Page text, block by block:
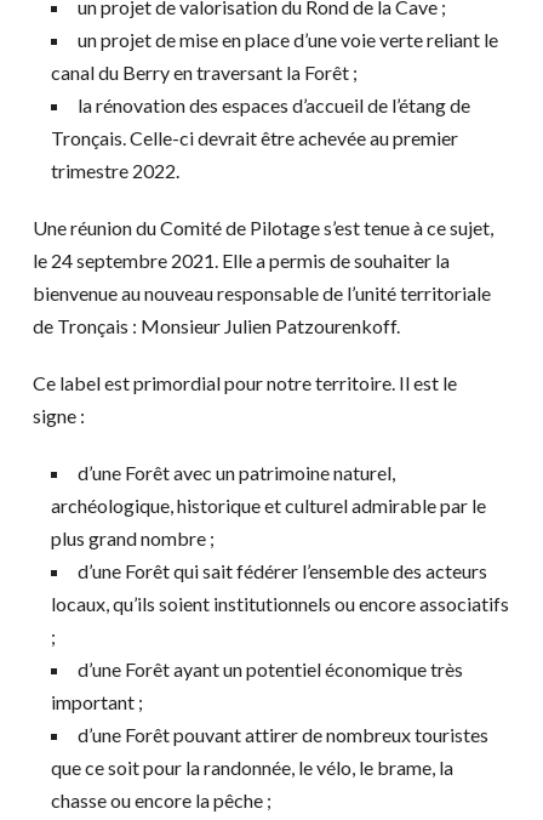
un projet de valorisation du Rond de la Cave ;
un projet de mise en place d’une voie verte reliant le
canal du Berry en traversant la Forêt ;
la rénovation des espaces d’accueil de l’étang de
Tronçais. Celle-ci devrait être achevée au premier
trimestre 2022.
Une réunion du Comité de Pilotage s’est tenue à ce sujet,
le 24 septembre 2021. Elle a permis de souhaiter la
bienvenue au nouveau responsable de l’unité territoriale
de Tronçais : Monsieur Julien Patzourenkoff.
Ce label est primordial pour notre territoire. Il est le
signe :
d’une Forêt avec un patrimoine naturel,
archéologique, historique et culturel admirable par le
plus grand nombre ;
d’une Forêt qui sait fédérer l’ensemble des acteurs
locaux, qu’ils soient institutionnels ou encore associatifs
;
d’une Forêt ayant un potentiel économique très
important ;
d’une Forêt pouvant attirer de nombreux touristes
que ce soit pour la randonnée, le vélo, le brame, la
chasse ou encore la pêche ;